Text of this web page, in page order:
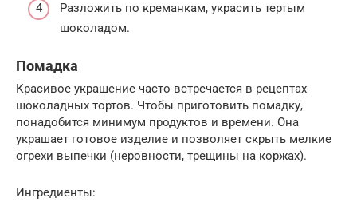
Разложить по креманкам, украсить тертым
шоколадом.
Помадка
Красивое украшение часто встречается в рецептах
шоколадных тортов. Чтобы приготовить помадку,
понадобится минимум продуктов и времени. Она
украшает готовое изделие и позволяет скрыть мелкие
огрехи выпечки (неровности, трещины на коржах).
Ингредиенты: